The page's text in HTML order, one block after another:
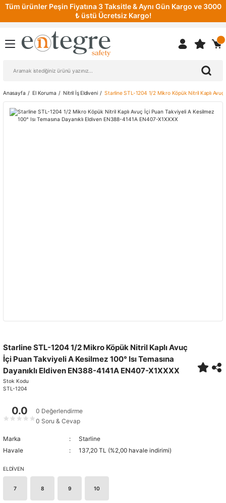
Tüm ürünler Peşin Fiyatına 3 Taksitle & Aynı Gün Kargo ve 3000
₺ üstü Ücretsiz Kargo!
Anasayfa El Koruma Nitril İş Eldiveni Starline STL-1204 1/2 Mikro Köpük Nitril Kaplı Avuç
Starline STL-1204 1/2 Mikro Köpük Nitril Kaplı Avuç
İçi Puan Takviyeli A Kesilmez 100° Isı Temasına
Dayanıklı Eldiven EN388-4141A EN407-X1XXXX
Stok Kodu
STL-1204
0.0
★ ★ ★ ★ ★
0 Değerlendirme
0 Soru & Cevap
Marka
Starline
Havale
137,20 TL (%2,00 havale indirimi)
ELDİVEN
7 8 9 10